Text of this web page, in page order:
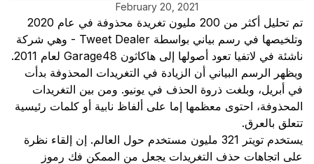
February 20, 2021
تم تحليل أكثر من 200 مليون تغريدة محذوفة في عام 2020
وتلخيصها في رسم بياني بواسطة Tweet Dealer - وهي شركة
ناشئة في لاتفيا تعود أصولها إلى هاكاثون Garage48 لعام 2011.
ويظهر الرسم البياني أن الزيادة في التغريدات المحذوفة بدأت
في أبريل، وبلغت ذروة الحذف في يونيو. ومن بين التغريدات
المحذوفة، احتوى معظمها إما على ألفاظ نابية أو كلمات رئيسية
تتعلق بالعرق.
يستخدم تويتر 321 مليون مستخدم حول العالم. إن إلقاء نظرة
على اتجاهات حذف التغريدات يجعل من الممكن فك رموز